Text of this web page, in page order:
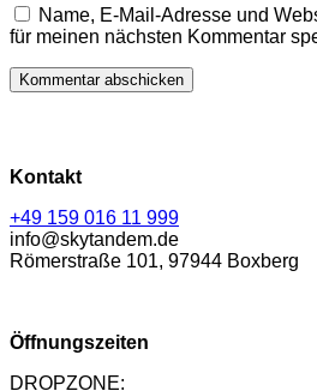
Name, E-Mail-Adresse und
für meinen nächsten Kommentar
Kontakt
+49 159 016 11 999
info@skytandem.de
Römerstraße 101, 97944 Boxberg
Öffnungszeiten
DROPZONE: